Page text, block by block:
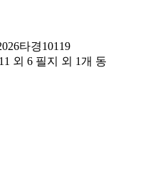
타경10119
외 6 필지 외 1개 동